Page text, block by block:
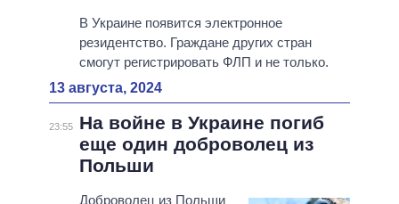
В Украине появится электронное
резидентство. Граждане других стран
смогут регистрировать ФЛП и не только.
13 августа, 2024
23:55
На войне в Украине погиб
еще один доброволец из
Польши
Доброволец из Польши